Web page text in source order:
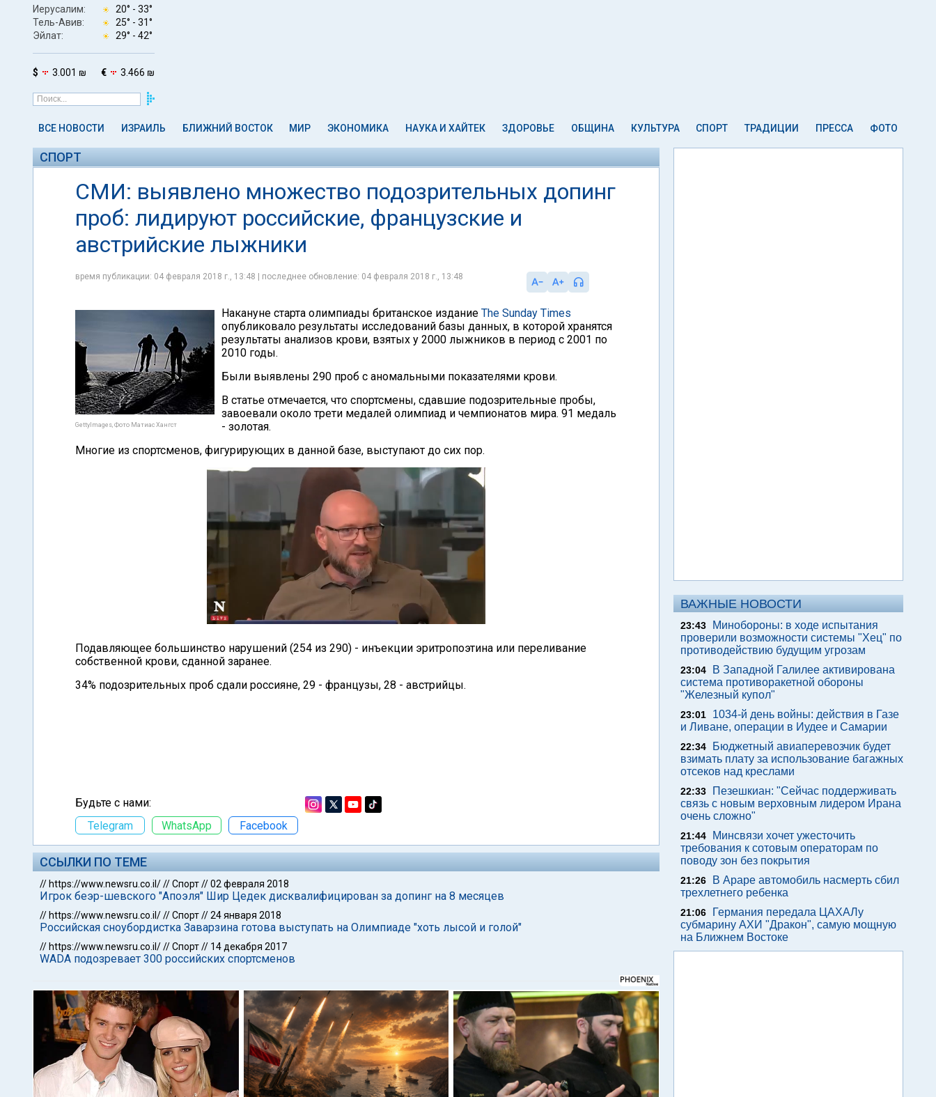
Иерусалим: 20° - 33°
Тель-Авив:
25° - 31°
Эйлат:
29° - 42°
$ 3.001 ₪ € 3.466 ₪
ВСЕ НОВОСТИ ИЗРАИЛЬ БЛИЖНИЙ ВОСТОК МИР ЭКОНОМИКА НАУКА И ХАЙТЕК ЗДОРОВЬЕ ОБЩИНА КУЛЬТУРА СПОРТ ТРАДИЦИИ ПРЕССА ФОТО
СПОРТ
СМИ: выявлено множество подозрительных допинг
проб: лидируют российские, французские и
австрийские лыжники
время публикации: 04 февраля 2018 г., 13:48 | последнее обновление: 04 февраля 2018 г., 13:48
GettyImages, Фото Матиас Хангст
Накануне старта олимпиады британское издание The Sunday Times
опубликовало результаты исследований базы данных, в которой хранятся
результаты анализов крови, взятых у 2000 лыжников в период с 2001 по
2010 годы.
Были выявлены 290 проб с аномальными показателями крови.
В статье отмечается, что спортсмены, сдавшие подозрительные пробы,
завоевали около трети медалей олимпиад и чемпионатов мира. 91 медаль
- золотая.
Многие из спортсменов, фигурирующих в данной базе, выступают до сих пор.
Подавляющее большинство нарушений (254 из 290) - инъекции эритропоэтина или переливание
собственной крови, сданной заранее.
34% подозрительных проб сдали россияне, 29 - французы, 28 - австрийцы.
Будьте с нами:
Telegram
WhatsApp Facebook
ССЫЛКИ ПО ТЕМЕ
// https://www.newsru.co.il///Спорт//02 февраля 2018
Игрок беэр-шевского "Апоэля" Шир Цедек дисквалифицирован за допинг на 8 месяцев
// https://www.newsru.co.il///Спорт//24 января 2018
Российская сноубордистка Заварзина готова выступать на Олимпиаде "хоть лысой и голой"
// https://www.newsru.co.il///Спорт// 14 декабря 2017
WADA подозревает 300 российских спортсменов
ВАЖНЫЕ НОВОСТИ
23:43
Минобороны: в ходе испытания
проверили возможности системы "Хец" по
противодействию будущим угрозам
23:04
В Западной Галилее активирована
система противоракетной обороны
"Железный купол"
23:01
1034-й день войны: действия в Газе
и Ливане, операции в Иудее и Самарии
22:34
Бюджетный авиаперевозчик будет
взимать плату за использование багажных
отсеков над креслами
22:33
Пезешкиан: "Сейчас поддерживать
связь с новым верховным лидером Ирана
очень сложно"
21:44
Минсвязи хочет ужесточить
требования к сотовым операторам по
поводу зон без покрытия
21:26
В Араре автомобиль насмерть сбил
трехлетнего ребенка
21:06
Германия передала ЦАХАЛу
субмарину АХИ "Дракон", самую мощную
на Ближнем Востоке